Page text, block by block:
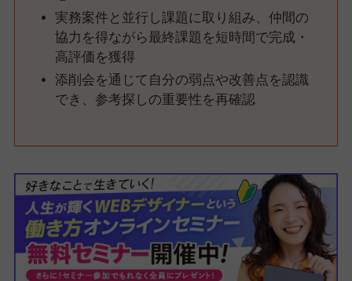
実務案件と並行し課題に取り組み、仲間の
協力を得ながら最終課題を短時間で完成・
高評価を獲得
添削会を通じて自分の弱点や改善点を認識
でき、参考探しの重要性を再確認